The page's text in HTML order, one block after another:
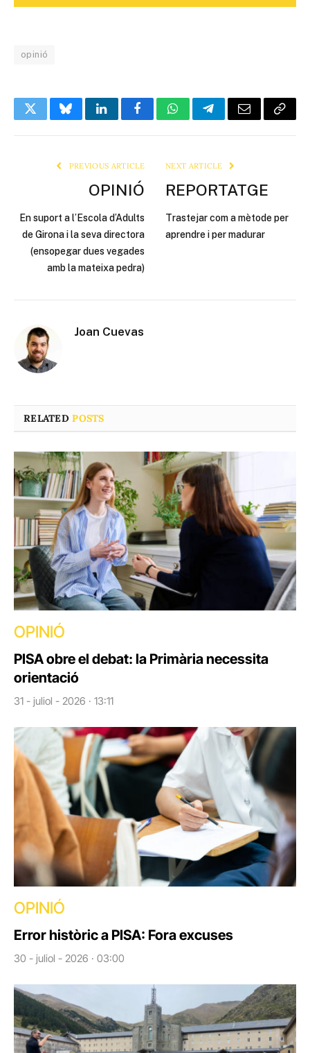
opinió
TwitterBlueskyLinkedInFacebookWhatsAppTelegramEmail Copy
PREVIOUS ARTICLE
OPINIÓ
En suport a l’Escola d’Adults
de Girona i la seva directora
(ensopegar dues vegades
amb la mateixa pedra)
NEXT ARTICLE
REPORTATGE
Trastejar com a mètode per
aprendre i per madurar
Joan Cuevas
RELATEDPOSTS
OPINIÓ
PISA obre el debat: la Primària necessita
orientació
31 - juliol - 2026 · 13:11
OPINIÓ
Error històric a PISA: Fora excuses
30 - juliol - 2026 · 03:00